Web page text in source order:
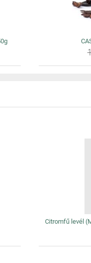
Citromfű levél